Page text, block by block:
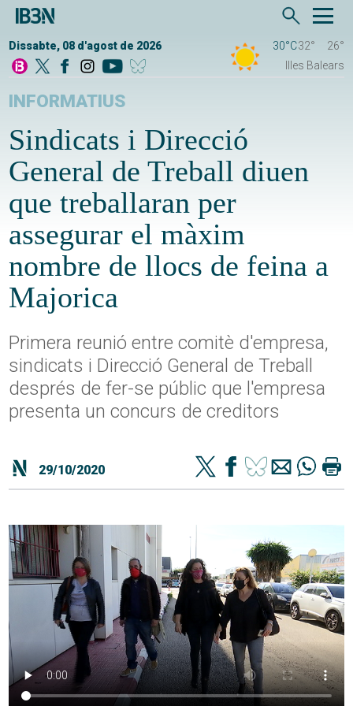
Dissabte, 08 d'agost de 2026 30°C32°
26°
Illes Balears
INFORMATIUS
Sindicats i Direcció
General de Treball diuen
que treballaran per
assegurar el màxim
nombre de llocs de feina a
Majorica
Primera reunió entre comitè d'empresa,
sindicats i Direcció General de Treball
després de fer-se públic que l'empresa
presenta un concurs de creditors
29/10/2020